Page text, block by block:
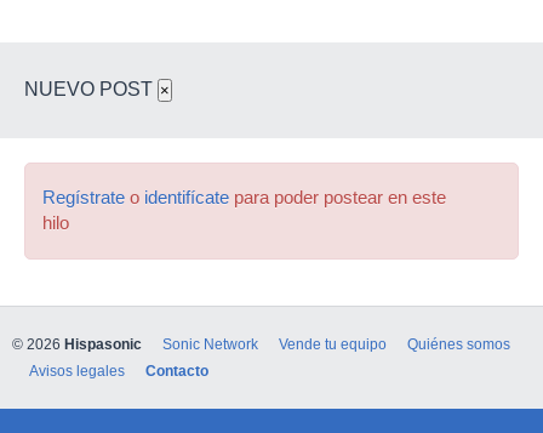
NUEVO POST ×
Regístrate o identifícate para poder postear en este
hilo
© 2026 Hispasonic Sonic Network Vende tu equipo
Quiénes somos
Avisos legales
Contacto